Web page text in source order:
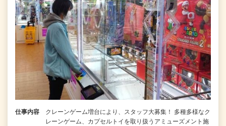
仕事内容
クレーンゲーム増台により、スタッフ大募集！ 多種多様なク
レーンゲーム、カプセルトイを取り扱うアミューズメント施